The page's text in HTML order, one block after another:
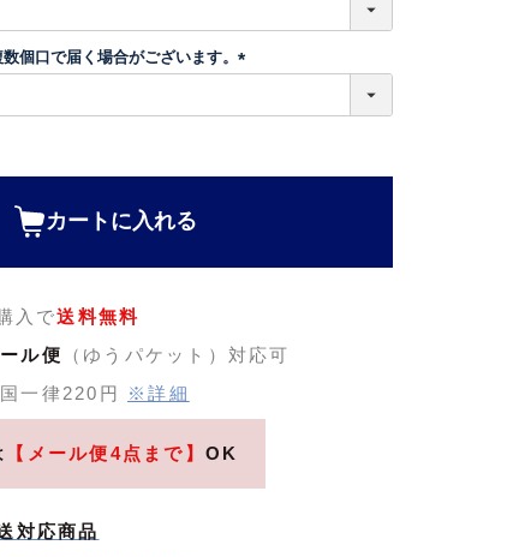
個口で届く場合がございます。
カートに入れる
入で送料無料
ル便
（ゆうパケット）対応可
一律220円
※詳細
【メール便4点まで】 OK
対応商品